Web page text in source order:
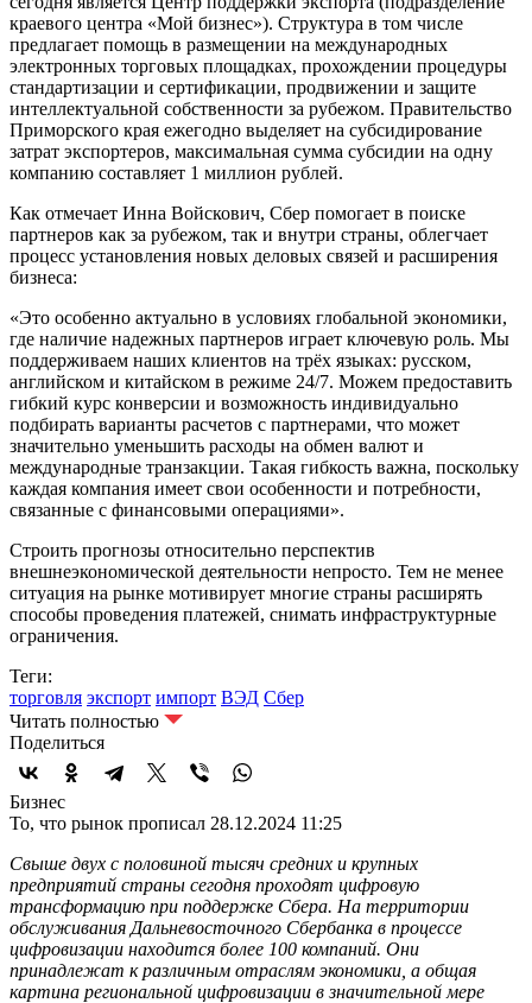
краевого центра «Мой бизнес»). Структура в том числе
предлагает помощь в размещении на международных
электронных торговых площадках, прохождении процедуры
стандартизации и сертификации, продвижении и защите
интеллектуальной собственности за рубежом. Правительство
Приморского края ежегодно выделяет на субсидирование
затрат экспортеров, максимальная сумма субсидии на одну
компанию составляет 1 миллион рублей.
Как отмечает Инна Войскович, Сбер помогает в поиске
партнеров как за рубежом, так и внутри страны, облегчает
процесс установления новых деловых связей и расширения
бизнеса:
«Это особенно актуально в условиях глобальной экономики,
где наличие надежных партнеров играет ключевую роль. Мы
поддерживаем наших клиентов на трёх языках: русском,
английском и китайском в режиме 24/7. Можем предоставить
гибкий курс конверсии и возможность индивидуально
подбирать варианты расчетов с партнерами, что может
значительно уменьшить расходы на обмен валют и
международные транзакции. Такая гибкость важна, поскольку
каждая компания имеет свои особенности и потребности,
связанные с финансовыми операциями».
Строить прогнозы относительно перспектив
внешнеэкономической деятельности непросто. Тем не менее
ситуация на рынке мотивирует многие страны расширять
способы проведения платежей, снимать инфраструктурные
ограничения.
Теги:
торговля экспорт импорт ВЭД Сбер
Читать полностью
Поделиться
Бизнес
То, что рынок прописал 28.12.2024 11:25
Свыше двух с половиной тысяч средних и крупных
предприятий страны сегодня проходят цифровую
трансформацию при поддержке Сбера. На территории
обслуживания Дальневосточного Сбербанка в процессе
цифровизации находится более 100 компаний. Они
принадлежат к различным отраслям экономики, а общая
картина региональной цифровизации в значительной мере